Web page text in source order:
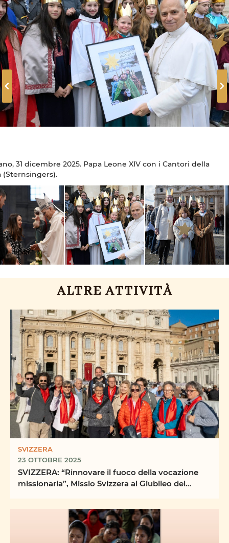
31 dicembre 2025. Papa Leone XIV con i Cantori della
(Sternsingers).
1 gennaio 2026. Papa Leone XIV presiede la Messa nella
di Maria Santissima Madre di Dio. "STERNSINGERS"
ALTRE ATTIVITÀ
SVIZZERA
23 OTTOBRE 2025
SVIZZERA: “Rinnovare il fuoco della vocazione
missionaria”, Missio Svizzera al Giubileo del